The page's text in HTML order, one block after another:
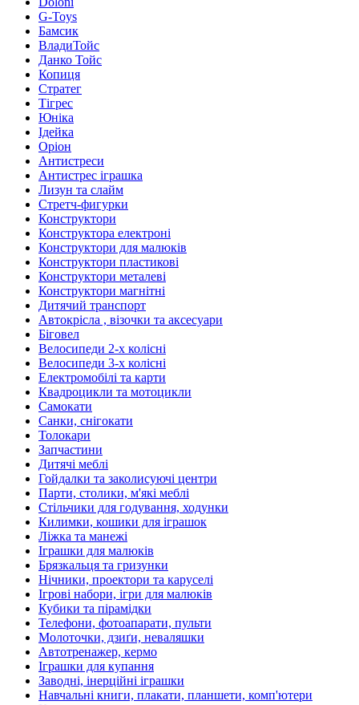
G-Toys
Бамсик
ВладиТойс
Данко Тойс
Копиця
Стратег
Тігрес
Юніка
Ідейка
Оріон
Антистреси
Антистрес іграшка
Лизун та слайм
Стретч-фигурки
Конструктори
Конструктора електроні
Конструктори для малюків
Конструктори пластикові
Конструктори металеві
Конструктори магнітні
Дитячий транспорт
Автокрісла , візочки та аксесуари
Біговел
Велосипеди 2-х колісні
Велосипеди 3-х колісні
Електромобілі та карти
Квадроцикли та мотоцикли
Самокати
Санки, снігокати
Толокари
Запчастини
Дитячі меблі
Гойдалки та заколисуючі центри
Парти, столики, м'які меблі
Стільчики для годування, ходунки
Килимки, кошики для іграшок
Ліжка та манежі
Іграшки для малюків
Брязкальця та гризунки
Нічники, проектори та каруселі
Ігрові набори, ігри для малюків
Кубики та пірамідки
Телефони, фотоапарати, пульти
Молоточки, дзиґи, неваляшки
Автотренажер, кермо
Іграшки для купання
Заводні, інерційні іграшки
Навчальні книги, плакати, планшети, комп'ютери